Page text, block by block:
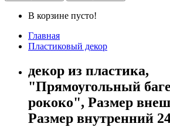
В корзине пусто!
Главная
Пластиковый декор
декор из пластика,
"Прямоугольный
рококо", Размер
Размер внутренний